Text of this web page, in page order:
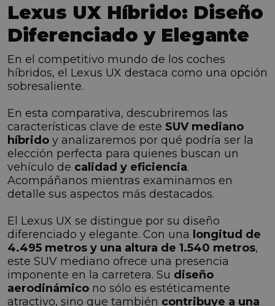
Lexus UX Híbrido: Diseño
Diferenciado y Elegante
En el competitivo mundo de los coches
híbridos, el Lexus UX destaca como una opción
sobresaliente.
En esta comparativa, descubriremos las
características clave de este SUV mediano
híbrido y analizaremos por qué podría ser la
elección perfecta para quienes buscan un
vehículo de calidad y eficiencia.
Acompáñanos mientras examinamos en
detalle sus aspectos más destacados.
El Lexus UX se distingue por su diseño
diferenciado y elegante. Con una longitud de
4.495 metros y una altura de 1.540 metros,
este SUV mediano ofrece una presencia
imponente en la carretera. Su diseño
aerodinámico no sólo es estéticamente
atractivo, sino que también contribuye a una